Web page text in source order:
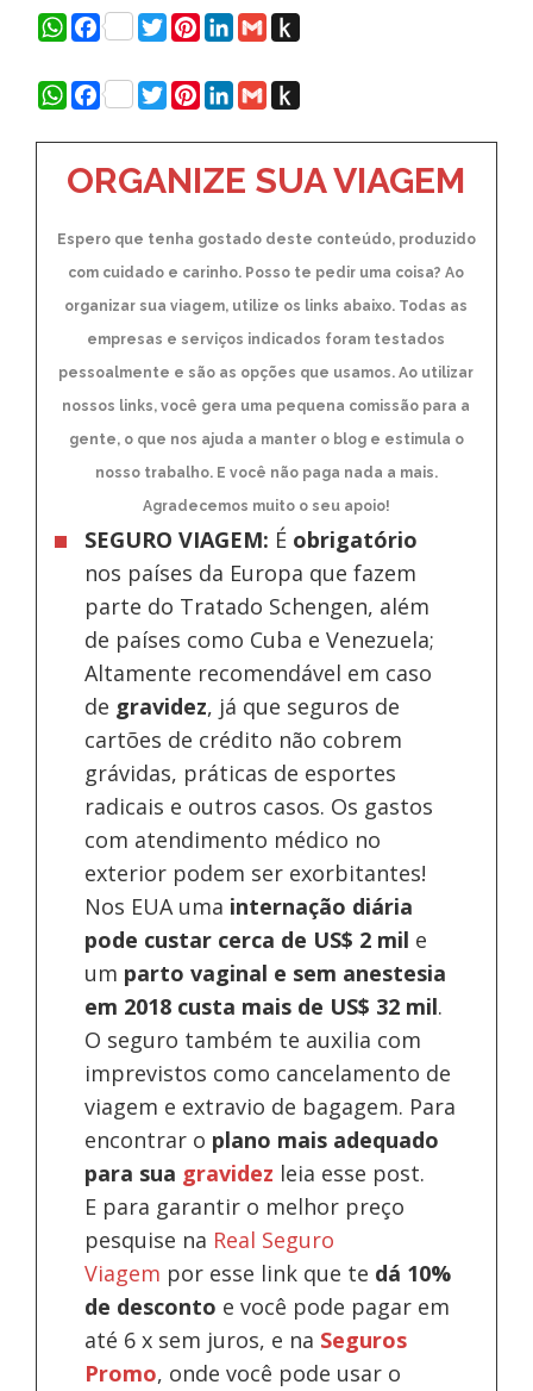
WhatsApp
Facebook
Twitter
Pinterest
LinkedIn
GmailPush
Kindle
WhatsApp
Facebook
Twitter
Pinterest
LinkedIn
GmailPush
to
Kindle
ORGANIZE SUA VIAGEM
Espero que tenha gostado deste conteúdo, produzido
com cuidado e carinho. Posso te pedir uma coisa? Ao
organizar sua viagem, utilize os links abaixo. Todas as
empresas e serviços indicados foram testados
pessoalmente e são as opções que usamos. Ao utilizar
nossos links, você gera uma pequena comissão para a
gente, o que nos ajuda a manter o blog e estimula o
nosso trabalho. E você não paga nada a mais.
Agradecemos muito o seu apoio!
SEGURO VIAGEM: É obrigatório
nos países da Europa que fazem
parte do Tratado Schengen, além
de países como Cuba e Venezuela;
Altamente recomendável em caso
de gravidez, já que seguros de
cartões de crédito não cobrem
grávidas, práticas de esportes
radicais e outros casos. Os gastos
com atendimento médico no
exterior podem ser exorbitantes!
Nos EUA uma internação diária
pode custar cerca de US$ 2 mil e
um parto vaginal e sem anestesia
em 2018 custa mais de US$ 32 mil.
O seguro também te auxilia com
imprevistos como cancelamento de
viagem e extravio de bagagem. Para
encontrar o plano mais adequado
para sua gravidez leia esse post.
E para garantir o melhor preço
pesquise na Real Seguro
Viagem por esse link que te dá 10%
de desconto e você pode pagar em
até 6 x sem juros, e na Seguros
Promo, onde você pode usar o